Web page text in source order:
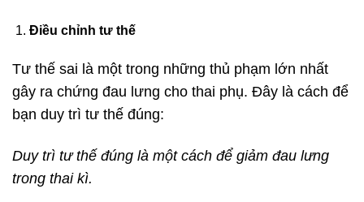
Điều chỉnh tư thế
Tư thế sai là một trong những thủ phạm lớn nhất
gây ra chứng đau lưng cho thai phụ. Đây là cách để
bạn duy trì tư thế đúng:
Duy trì tư thế đúng là một cách để giảm đau lưng
trong thai kì.